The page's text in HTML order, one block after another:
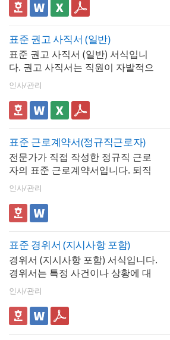
표준 권고 사직서 (일반)
표준 권고 사직서 (일반) 서식입니
다. 권고 사직서는 직원이 자발적으
로 회사를 그만두는 것이 아니라, 회
사 측에서 직원에게 퇴사를 권고하
는 경우에 작성하는 문서입니다. 이
는 주로 회사 경영 악화, 업무 성과
등의 사유로 인해 발생할 수 있습니
다.
인사/관리
표준 근로계약서(정규직근로자)
전문가가 직접 작성한 정규직 근로
자의 표준 근로계약서입니다. 퇴직
연금제도 도입에 따른 근무환경과
형태에 따라 필수항목과 세부항목
을 표준화하여 적용하였습니다. 퇴
직연금제도 도입을 준비하고 있는
에 맞게 활용하여 사용할 수 있습니
다. ※ 한글 파일은 알집(Zip)를 다운
로드 받아주시기를 바랍니다.
인사/관리
표준 경위서 (지시사항 포함)
경위서 (지시사항 포함) 서식입니다.
경위서는 특정 사건이나 상황에 대
한 경과를 명확하게 기록하는 문서
입니다. 경위서는 사건의 발생 원인
과 경과를 정리하여 관련된 모든 사
람이 상황을 이해할 수 있도록 돕습
인사/관리